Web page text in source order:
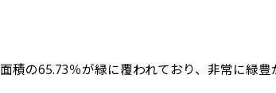
積の65.73％が緑に覆われており、非常に緑豊